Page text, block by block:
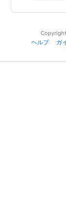
ヘルプ
ガ